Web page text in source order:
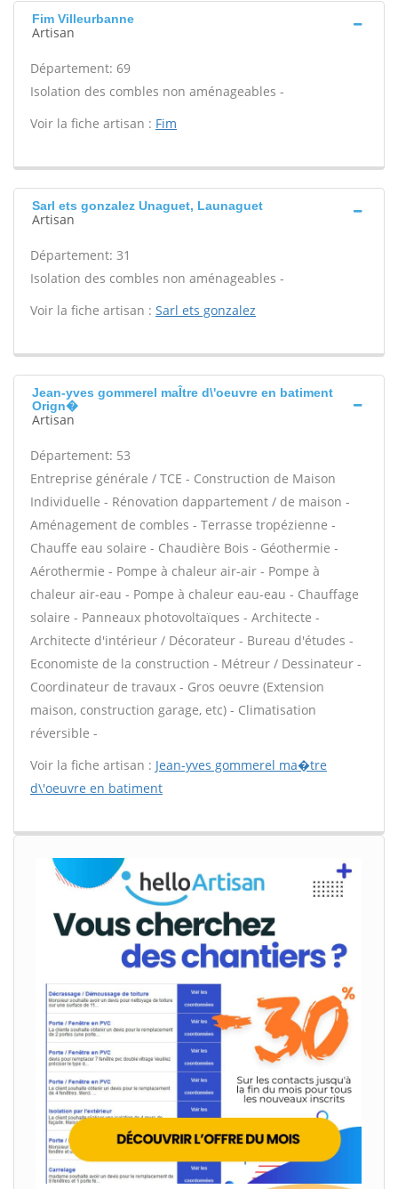
Fim Villeurbanne
Artisan
Département: 69
Isolation des combles non aménageables -
Voir la fiche artisan : Fim
Sarl ets gonzalez Unaguet, Launaguet
Artisan
Département: 31
Isolation des combles non aménageables -
Voir la fiche artisan : Sarl ets gonzalez
Jean-yves gommerel maÎtre d\'oeuvre en batiment
Orign�
Artisan
Département: 53
Entreprise générale / TCE - Construction de Maison
Individuelle - Rénovation dappartement / de maison -
Aménagement de combles - Terrasse tropézienne -
Chauffe eau solaire - Chaudière Bois - Géothermie -
Aérothermie - Pompe à chaleur air-air - Pompe à
chaleur air-eau - Pompe à chaleur eau-eau - Chauffage
solaire - Panneaux photovoltaïques - Architecte -
Architecte d'intérieur / Décorateur - Bureau d'études -
Economiste de la construction - Métreur / Dessinateur -
Coordinateur de travaux - Gros oeuvre (Extension
maison, construction garage, etc) - Climatisation
réversible -
Voir la fiche artisan : Jean-yves gommerel ma�tre
d\'oeuvre en batiment